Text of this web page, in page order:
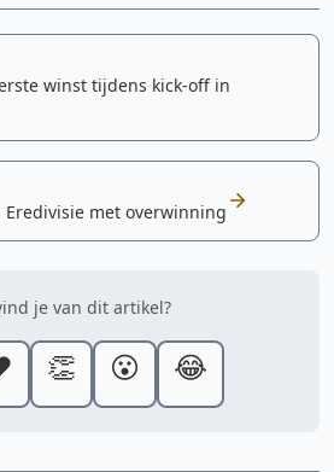
winst tijdens kick-off in
Eredivisie met overwinning
je van dit artikel?
👏 😮 😂